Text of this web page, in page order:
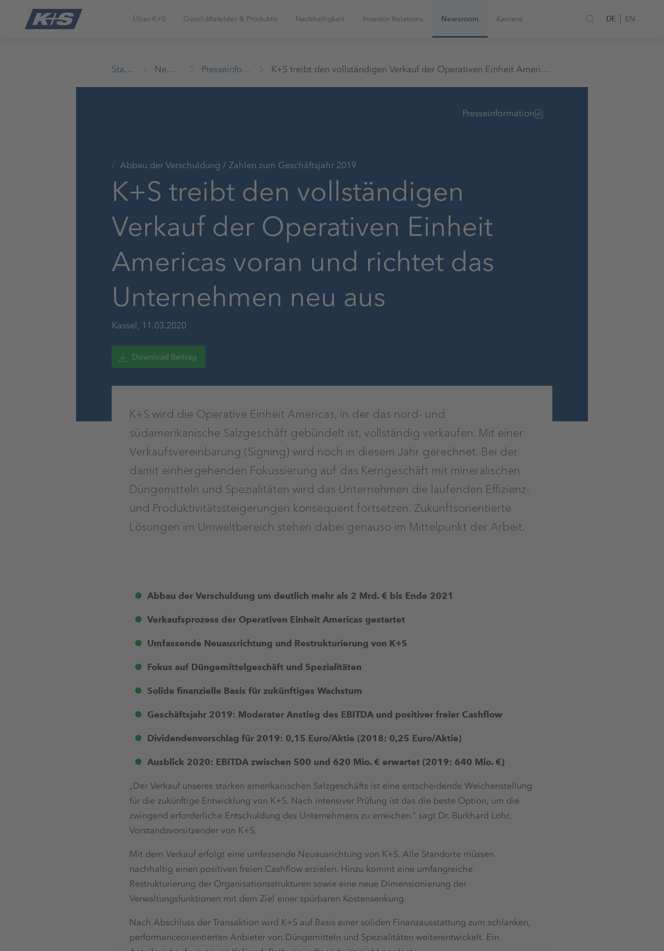
Über K+S Geschäftsfelder & Produkte Nachhaltigkeit Investor Relations Newsroom Karriere DE EN
Startseite Newsroom Presseinformationen K+S treibt den vollständigen Verkauf der Operativen Einheit Americas voran und richtet das Unternehmen neu aus
Presseinformation
Abbau der Verschuldung / Zahlen zum Geschäftsjahr 2019
K+S treibt den vollständigen
Verkauf der Operativen Einheit
Americas voran und richtet das
Unternehmen neu aus
Kassel, 11.03.2020
Download Beitrag
K+S wird die Operative Einheit Americas, in der das nord- und
südamerikanische Salzgeschäft gebündelt ist, vollständig verkaufen. Mit einer
Verkaufsvereinbarung (Signing) wird noch in diesem Jahr gerechnet. Bei der
damit einhergehenden Fokussierung auf das Kerngeschäft mit mineralischen
Düngemitteln und Spezialitäten wird das Unternehmen die laufenden Effizienz-
und Produktivitätssteigerungen konsequent fortsetzen. Zukunftsorientierte
Lösungen im Umweltbereich stehen dabei genauso im Mittelpunkt der Arbeit.
Abbau der Verschuldung um deutlich mehr als 2 Mrd. € bis Ende 2021
Verkaufsprozess der Operativen Einheit Americas gestartet
Umfassende Neuausrichtung und Restrukturierung von K+S
Fokus auf Düngemittelgeschäft und Spezialitäten
Solide finanzielle Basis für zukünftiges Wachstum
Geschäftsjahr 2019: Moderater Anstieg des EBITDA und positiver freier Cashflow
Dividendenvorschlag für 2019: 0,15 Euro/Aktie (2018: 0,25 Euro/Aktie)
Ausblick 2020: EBITDA zwischen 500 und 620 Mio. € erwartet (2019: 640 Mio. €)
„Der Verkauf unseres starken amerikanischen Salzgeschäfts ist eine entscheidende Weichenstellung
für die zukünftige Entwicklung von K+S. Nach intensiver Prüfung ist das die beste Option, um die
zwingend erforderliche Entschuldung des Unternehmens zu erreichen.“ sagt Dr. Burkhard Lohr,
Vorstandsvorsitzender von K+S.
Mit dem Verkauf erfolgt eine umfassende Neuausrichtung von K+S. Alle Standorte müssen
nachhaltig einen positiven freien Cashflow erzielen. Hinzu kommt eine umfangreiche
Restrukturierung der Organisationsstrukturen sowie eine neue Dimensionierung der
Verwaltungsfunktionen mit dem Ziel einer spürbaren Kostensenkung.
Nach Abschluss der Transaktion wird K+S auf Basis einer soliden Finanzausstattung zum schlanken,
performanceorientierten Anbieter von Düngemitteln und Spezialitäten weiterentwickelt. Ein